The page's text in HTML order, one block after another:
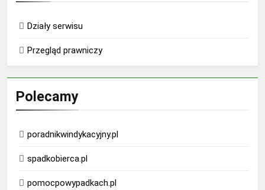
Działy serwisu
Przegląd prawniczy
Polecamy
poradnikwindykacyjny.pl
spadkobierca.pl
pomocpowypadkach.pl